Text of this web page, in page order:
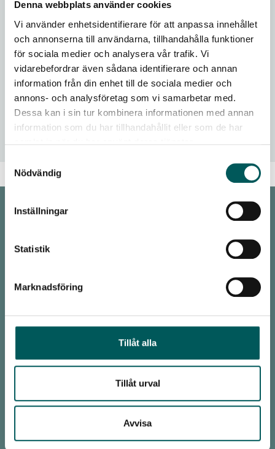
Denna webbplats använder cookies
Vi använder enhetsidentifierare för att anpassa innehållet
och annonserna till användarna, tillhandahålla funktioner
för sociala medier och analysera vår trafik. Vi
vidarebefordrar även sådana identifierare och annan
information från din enhet till de sociala medier och
annons- och analysföretag som vi samarbetar med.
Dessa kan i sin tur kombinera informationen med annan
information som du har tillhandahållit eller som de har
Nödvändig
Inställningar
Statistik
Marknadsföring
Tillåt alla
Tillåt urval
Avvisa
Internationellt samarbete
Avfall Sverige i samarbete med FN
Ukrainas avfallshantering stärks
Georgien mer cirkulärt med svenskt stöd
Kommunernas roll och ansvar
Malmö
211 36 Malmö
111 51 Stockholm
office@avfallsverige.se